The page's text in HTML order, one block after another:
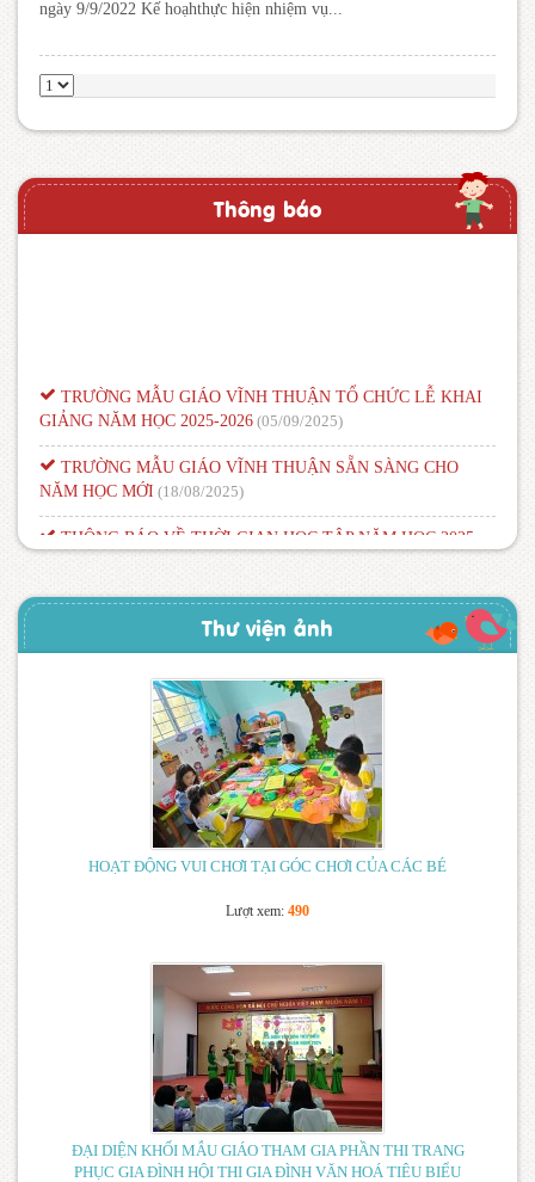
ngày 9/9/2022 Kế hoạhthực hiện nhiệm vụ...
Thông báo
GIẢNG NĂM HỌC 2025-2026 (05/09/2025)
TRƯỜNG MẪU GIÁO VĨNH THUẬN SẴN SÀNG CHO
NĂM HỌC MỚI (18/08/2025)
THÔNG BÁO VỀ THỜI GIAN HỌC TẬP NĂM HỌC 2025 –
TẠI TRƯỜNG MẪU GIÁO VĨNH THUẬN, HUYỆN VĨNH
THUẬN, TỈNH KIÊN GIANG (18/04/2025)
HOẠT ĐỘNG VỀ NGUỒN TẠI KHU CHỨNG TÍCH CHIẾN
TRANH RỪNG TRÀM BAN BIỆN PHÚ (18/04/2025)
TRƯỜNG MẪU GIÁO VĨNH THUẬN KHAI GIẢNG NĂM
HỌC 2024-2025 (17/09/2024)
QUỐC GIA MỨC ĐỘ 1 – TRƯỜNG MẪU GIÁO VĨNH THUẬN
TRƯỜNG MẪU GIÁO VĨNH THUẬN THÔNG BÁO TUYỂN
SINH NĂM HỌC 2024-2025 (20/05/2024)
KẾ HOẠCH TẬP HUẤN CÔNG TÁC BIÊN TẬP VIÊN
CỘNG TÁC VIÊN CÁC TRANG THÔNG TIN ĐIỆN TỬ
NGÀNH GIÁO DỤC HUYỆN VĨNH THUẬN NĂM 2024
Thư viện ảnh
HOẠT ĐỘNG VUI CHƠI TẠI GÓC CHƠI CỦA CÁC BÉ
Lượt xem: 490
ĐẠI DIỆN KHỐI MẪU GIÁO THAM GIA PHẦN THI TRANG
PHỤC GIA ĐÌNH HỘI THI GIA ĐÌNH VĂN HOÁ TIÊU BIỂU